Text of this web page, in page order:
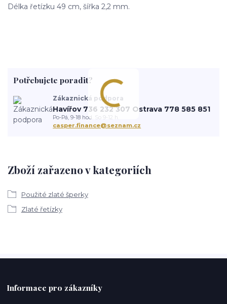
Délka řetízku 49 cm, šířka 2,2 mm.
Zboží zařazeno v kategoriích
Použité zlaté šperky
Zlaté řetízky
Potřebujete poradit?
Zákaznická podpora
Havířov 736 232 307 Ostrava 778 585 851
Po-Pá, 9-18 hod. So 9-12 h.
casper.finance@seznam.cz
Informace pro zákazníky